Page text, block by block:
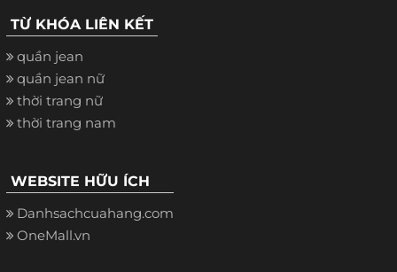
TỪ KHÓA LIÊN KẾT
quần jean
quần jean nữ
thời trang nữ
thời trang nam
WEBSITE HỮU ÍCH
Danhsachcuahang.com
OneMall.vn